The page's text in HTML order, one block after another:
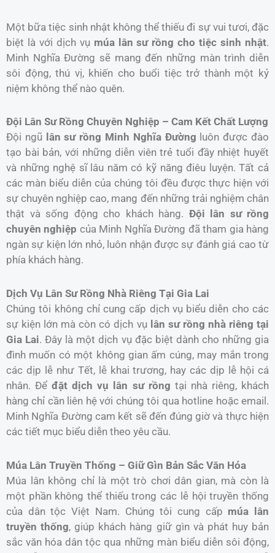
Một bữa tiệc sinh nhật không thể thiếu đi sự vui tươi, đặc
biệt là với dịch vụ múa lân sư rồng cho tiệc sinh nhật.
Minh Nghĩa Đường sẽ mang đến những màn trình diễn
sôi động, thú vị, khiến cho buổi tiệc trở thành một kỷ
niệm không thể nào quên.
Đội Lân Sư Rồng Chuyên Nghiệp – Cam Kết Chất Lượng
Đội ngũ lân sư rồng Minh Nghĩa Đường luôn được đào
tạo bài bản, với những diễn viên trẻ tuổi đầy nhiệt huyết
và những nghệ sĩ lâu năm có kỹ năng điêu luyện. Tất cả
các màn biểu diễn của chúng tôi đều được thực hiện với
sự chuyên nghiệp cao, mang đến những trải nghiệm chân
thật và sống động cho khách hàng. Đội lân sư rồng
chuyên nghiệp của Minh Nghĩa Đường đã tham gia hàng
ngàn sự kiện lớn nhỏ, luôn nhận được sự đánh giá cao từ
phía khách hàng.
Dịch Vụ Lân Sư Rồng Nhà Riêng Tại Gia Lai
Chúng tôi không chỉ cung cấp dịch vụ biểu diễn cho các
sự kiện lớn mà còn có dịch vụ lân sư rồng nhà riêng tại
Gia Lai. Đây là một dịch vụ đặc biệt dành cho những gia
đình muốn có một không gian ấm cúng, may mắn trong
các dịp lễ như Tết, lễ khai trương, hay các dịp lễ hội cá
nhân. Đểđặt dịch vụ lân sư rồng tại nhà riêng, khách
hàng chỉ cần liên hệ với chúng tôi qua hotline hoặc email.
Minh Nghĩa Đường cam kết sẽ đến đúng giờ và thực hiện
các tiết mục biểu diễn theo yêu cầu.
Múa Lân Truyền Thống – Giữ Gìn Bản Sắc Văn Hóa
Múa lân không chỉ là một trò chơi dân gian, mà còn là
một phần không thể thiếu trong các lễ hội truyền thống
của dân tộc Việt Nam. Chúng tôi cung cấp múa lân
truyền thống, giúp khách hàng giữ gìn và phát huy bản
sắc văn hóa dân tộc qua những màn biểu diễn sôi động,